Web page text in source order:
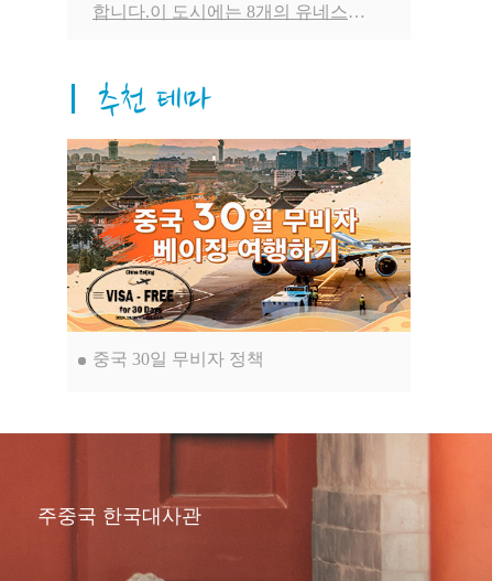
합니다.이 도시에는 8개의 유네스코
화려하고 빛나는 도시 문명이 계승되
고 이어져 왔습니다. 이러한 측면들이
이 도시, 바로 베이징을 더욱 아름답
고 독특하게 만들어 줍니다.
중국 30일 무비자 정책
주중국 한국대사관